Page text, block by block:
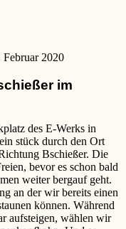
2020
im
des E-Werks in
stück durch den Ort
Bschießer. Die
bevor es schon bald
weiter bergauf geht.
an der wir bereits einen
können. Während
aufsteigen, wählen wir